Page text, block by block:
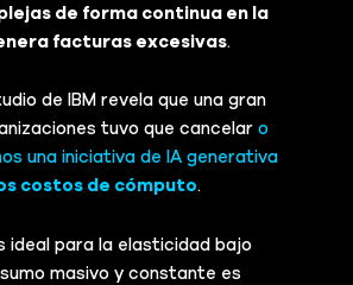
de forma continua en la
facturas excesivas.
de IBM revela que una gran
tuvo que cancelaro
una iniciativa de IA generativa
costos de cómputo.
ideal para la elasticidad bajo
masivo y constante es